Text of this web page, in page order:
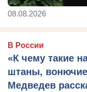
08.08.2026
В России
«К чему такие
штаны,
Медведев